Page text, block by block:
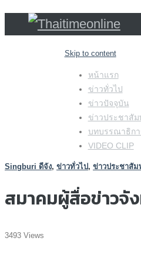
Skip to content
หน้าแรก
ข่าวทั่วไป
ข่าวปัจจุบัน
ข่าวประชาสัม
บทบรรณาธิกา
VIDEO CLIP
Singburi ดีจัง, ข่าวทั่วไป, ข่าวประชาสั
สมาคมผู้สื่อข่าวจั
3493 Views